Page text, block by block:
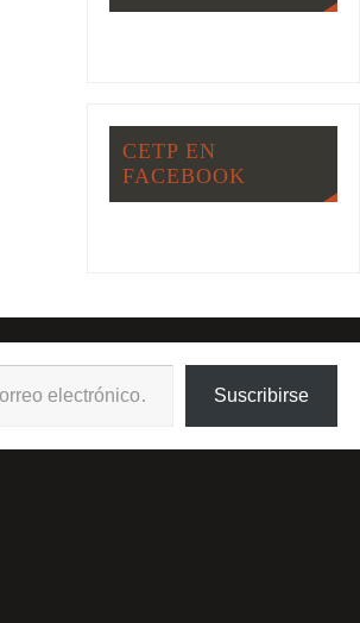
CETP EN
FACEBOOK
Suscribirse